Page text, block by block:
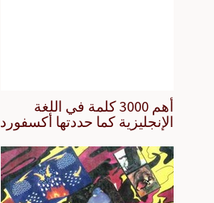
أهم 3000 كلمة في اللغة
الإنجليزية كما حددتها أكسفورد